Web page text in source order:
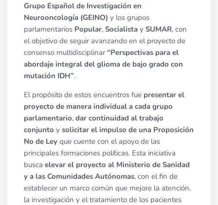
Grupo Español de Investigación en
Neurooncología (GEINO) y los grupos
parlamentarios Popular, Socialista y SUMAR, con
el objetivo de seguir avanzando en el proyecto de
consenso multidisciplinar “Perspectivas para el
abordaje integral del glioma de bajo grado con
mutación IDH”.
El propósito de estos encuentros fue presentar el
proyecto de manera individual a cada grupo
parlamentario, dar continuidad al trabajo
conjunto y solicitar el impulso de una Proposición
No de Ley que cuente con el apoyo de las
principales formaciones políticas. Esta iniciativa
busca elevar el proyecto al Ministerio de Sanidad
y a las Comunidades Autónomas, con el fin de
establecer un marco común que mejore la atención,
la investigación y el tratamiento de los pacientes